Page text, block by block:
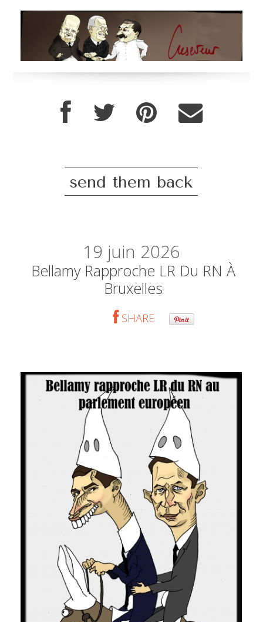
send them back
19 juin 2026
Bellamy Rapproche LR Du RN À
Bruxelles
SHARE